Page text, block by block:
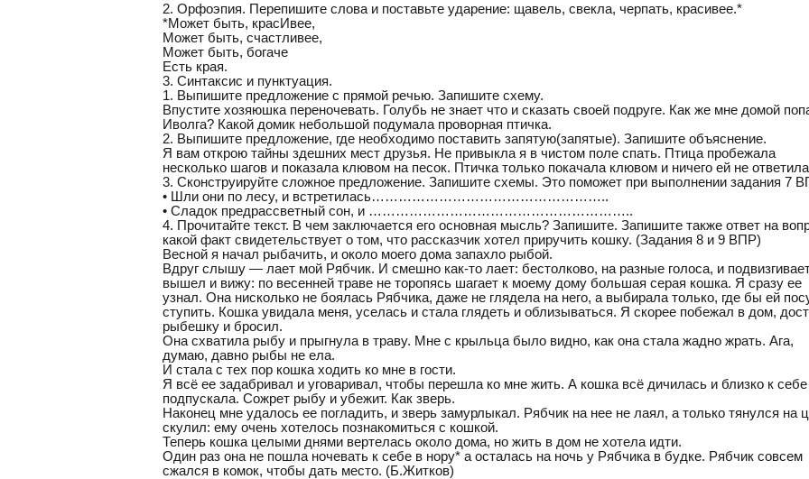
2. Орфоэпия. Перепишите слова и поставьте ударение: щавель, свекла, черпать, красивее.*
*Может быть, красИвее,
Может быть, счастливее,
Может быть, богаче
Есть края.
3. Синтаксис и пунктуация.
1. Выпишите предложение с прямой речью. Запишите схему.
Впустите хозяюшка переночевать. Голубь не знает что и сказать своей подруге. Как же мне домой
Иволга? Какой домик небольшой подумала проворная птичка.
2. Выпишите предложение, где необходимо поставить запятую(запятые). Запишите объяснение.
Я вам открою тайны здешних мест друзья. Не привыкла я в чистом поле спать. Птица пробежала
несколько шагов и показала клювом на песок. Птичка только покачала клювом и ничего ей не
3. Сконструируйте сложное предложение. Запишите схемы. Это поможет при выполнении задания 7
• Шли они по лесу, и встретилась……………………………………………..
• Сладок предрассветный сон, и …………………………………………………..
4. Прочитайте текст. В чем заключается его основная мысль? Запишите. Запишите также ответ на
какой факт свидетельствует о том, что рассказчик хотел приручить кошку. (Задания 8 и 9 ВПР)
Весной я начал рыбачить, и около моего дома запахло рыбой.
Вдруг слышу — лает мой Рябчик. И смешно как-то лает: бестолково, на разные голоса, и
вышел и вижу: по весенней траве не торопясь шагает к моему дому большая серая кошка. Я сразу ее
узнал. Она нисколько не боялась Рябчика, даже не глядела на него, а выбирала только, где бы ей
ступить. Кошка увидала меня, уселась и стала глядеть и облизываться. Я скорее побежал в дом,
рыбешку и бросил.
Она схватила рыбу и прыгнула в траву. Мне с крыльца было видно, как она стала жадно жрать. Ага,
думаю, давно рыбы не ела.
И стала с тех пор кошка ходить ко мне в гости.
Я всё ее задабривал и уговаривал, чтобы перешла ко мне жить. А кошка всё дичилась и близко к
подпускала. Сожрет рыбу и убежит. Как зверь.
Наконец мне удалось ее погладить, и зверь замурлыкал. Рябчик на нее не лаял, а только тянулся на
скулил: ему очень хотелось познакомиться с кошкой.
Теперь кошка целыми днями вертелась около дома, но жить в дом не хотела идти.
Один раз она не пошла ночевать к себе в нору* а осталась на ночь у Рябчика в будке. Рябчик совсем
сжался в комок, чтобы дать место. (Б.Житков)